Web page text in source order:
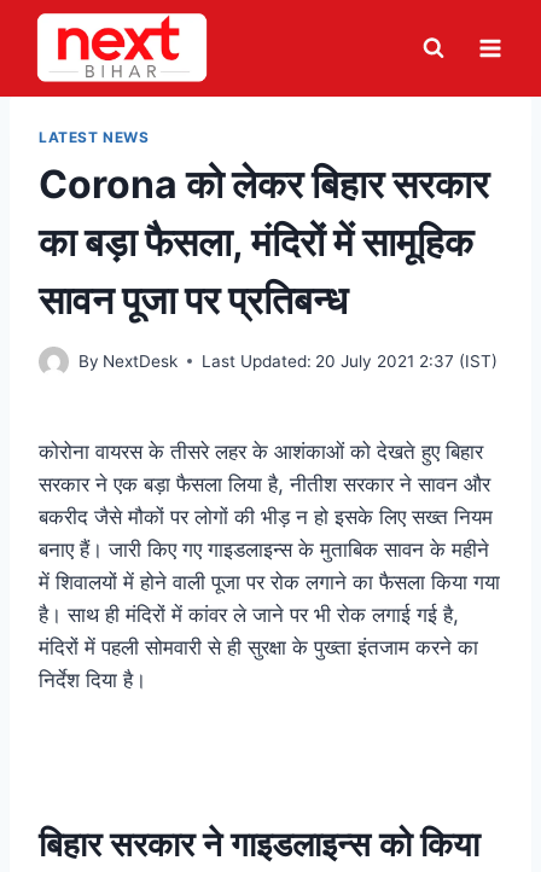
Skip
content
LATEST NEWS
Corona को लेकर बिहार सरकार
का बड़ा फैसला, मंदिरों में सामूहिक
सावन पूजा पर प्रतिबन्ध
By NextDesk Last Updated: 20 July 2021 2:37 (IST)
कोरोना वायरस के तीसरे लहर के आशंकाओं को देखते हुए बिहार
सरकार ने एक बड़ा फैसला लिया है, नीतीश सरकार ने सावन और
बकरीद जैसे मौकों पर लोगों की भीड़ न हो इसके लिए सख्त नियम
बनाए हैं। जारी किए गए गाइडलाइन्स के मुताबिक सावन के महीने
में शिवालयों में होने वाली पूजा पर रोक लगाने का फैसला किया गया
है। साथ ही मंदिरों में कांवर ले जाने पर भी रोक लगाई गई है,
मंदिरों में पहली सोमवारी से ही सुरक्षा के पुख्ता इंतजाम करने का
निर्देश दिया है।
बिहार सरकार ने गाइडलाइन्स को किया